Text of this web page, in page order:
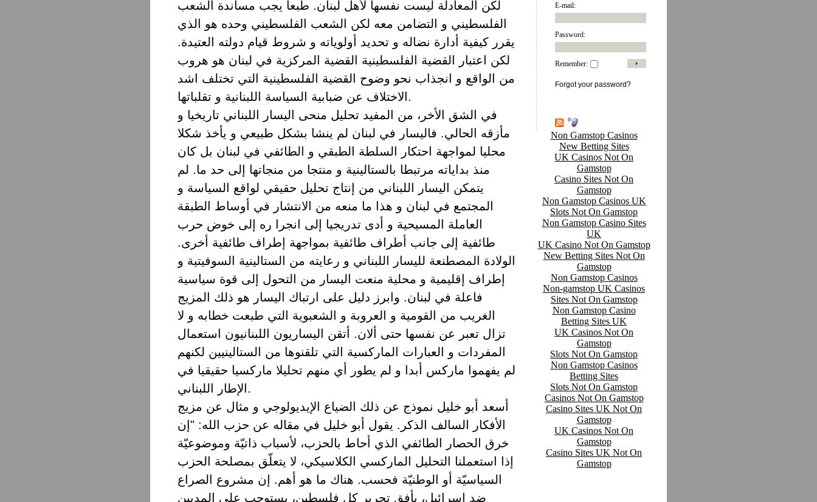
لكن المعادلة ليست نفسها لأهل لبنان. طبعا يجب مساندة الشعب
الفلسطيني و التضامن معه لكن الشعب الفلسطيني وحده هو الذي
يقرر كيفية أدارة نضاله و تحديد أولوياته و شروط قيام دولته العتيدة.
لكن اعتبار القضية الفلسطينية القضية المركزية في لبنان هو هروب
من الواقع و انجذاب نحو وضوح القضية الفلسطينية التي تختلف اشد
الاختلاف عن ضبابية السياسة اللبنانية و تقلباتها.
في الشق الأخر، من المفيد تحليل منحى اليسار اللبناني تاريخيا و
مأزقه الحالي. فاليسار في لبنان لم ينشا بشكل طبيعي و يأخذ شكلا
محليا لمواجهة احتكار السلطة الطبقي و الطائفي في لبنان بل كان
منذ بداياته مرتبطا بالستالينية و منتجا من منجاتها إلى حد ما. لم
يتمكن اليسار اللبناني من إنتاج تحليل حقيقي لواقع السياسة و
المجتمع في لبنان و هذا ما منعه من الانتشار في أوساط الطبقة
العاملة المسيحية و أدى تدريجيا إلى انجرا ره إلى خوض حرب
طائفية إلى جانب أطراف طائفية بمواجهة إطراف طائفية أخرى.
الولادة المصطنعة لليسار اللبناني و رعايته من الستالينية السوفيتية و
إطراف إقليمية و محلية منعت اليسار من التحول إلى قوة سياسية
فاعلة في لبنان. وابرز دليل على ارتباك اليسار هو ذلك المزيج
الغريب من القومية و العروبة و الشعبوية التي طبعت خطابه و لا
تزال تعبر عن نفسها حتى ألان. أتقن اليساريون اللبنانيون استعمال
المفردات و العبارات الماركسية التي تلقنوها من الستالينيين لكنهم
لم يفهموا ماركس أبدا و لم يطور أي منهم تحليلا ماركسيا حقيقيا في
الإطار اللبناني.
أسعد أبو خليل نموذج عن ذلك الضياع الإيديولوجي و مثال عن مزيج
الأفكار السالف الذكر. يقول أبو خليل في مقاله عن حزب الله: "إن
خرق الحصار الطائفي الذي أحاط بالحزب، لأسباب ذاتيّة وموضوعيّة
إذا استعملنا التحليل الماركسي الكلاسيكي، لا يتعلّق بمصلحة الحزب
السياسيّة أو الوطنيّة فحسب. هناك ما هو أهم. إن مشروع الصراع
ضد إسرائيل، بأفق تحرير كل فلسطين، يستوجب على المديين
E-mail:
Password:
Remember:
Forgot your password?
Non Gamstop Casinos
New Betting Sites
UK Casinos Not On
Gamstop
Casino Sites Not On
Gamstop
Non Gamstop Casinos UK
Slots Not On Gamstop
Non Gamstop Casino Sites
UK
UK Casino Not On Gamstop
New Betting Sites Not On
Gamstop
Non Gamstop Casinos
Non-gamstop UK Casinos
Sites Not On Gamstop
Non Gamstop Casino
Betting Sites UK
UK Casinos Not On
Gamstop
Slots Not On Gamstop
Non Gamstop Casinos
Betting Sites
Slots Not On Gamstop
Casinos Not On Gamstop
Casino Sites UK Not On
Gamstop
UK Casinos Not On
Gamstop
Casino Sites UK Not On
Gamstop